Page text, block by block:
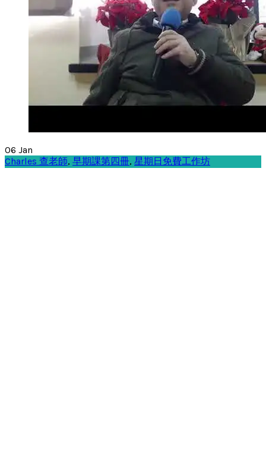
06 Jan
Charles 查老師, 早期課第四冊, 星期日免費工作坊